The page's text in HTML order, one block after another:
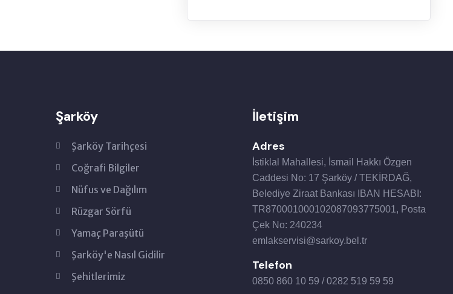
Şarköy
Şarköy Tarihçesi
Coğrafi Bilgiler
Nüfus ve Dağılım
Rüzgar Sörfü
Yamaç Paraşütü
Şarköy'e Nasıl Gidilir
Şehitlerimiz
İletişim
Adres
İstiklal Mahallesi, İsmail Hakkı Özgen
Caddesi No: 17 Şarköy / TEKİRDAĞ,
Belediye Ziraat Bankası IBAN HESABI:
TR870001000102087093775001, Posta
Çek No: 240234
emlakservisi@sarkoy.bel.tr
Telefon
0850 860 10 59 / 0282 519 59 59